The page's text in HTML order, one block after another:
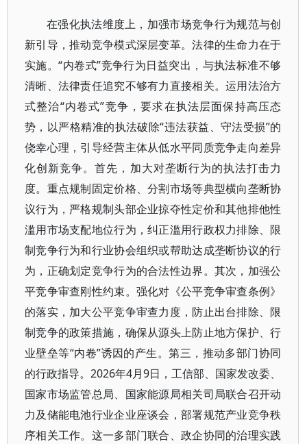
在强化执法维度上，加强市场竞争行为规范与创
新引导，推动竞争模式深层变革。法律的生命力在于
实施。“内卷式”竞争行为日益突出，与执法标准不够
清晰、法律责任追究不够有力直接相关。运用法治方
式整治“内卷式”竞争，要求在执法层面保持高压态
势，以严格精准的执法破除“违法获益、守法受损”的
侥幸心理，引导经营主体从低水平同质竞争走向差异
化创新竞争。首先，加大对垄断行为的执法打击力
度。重点规制固定价格、分割市场等典型横向垄断协
议行为，严格规制头部企业掠夺性定价和其他排他性
滥用市场支配地位行为，纠正滥用行政权力排除、限
制竞争行为和行业协会组织或帮助达成垄断协议的行
为，正确划定竞争行为的合法性边界。其次，加强公
平竞争审查刚性约束。强化对《公平竞争审查条例》
的落实，加大公平竞争审查力度，防止出台排除、限
制竞争的政策措施，确保从源头上防止地方保护、行
业壁垒等“内卷”诱因的产生。第三，推动多部门协同
的行政指导。2026年4月9日，工信部、国家发改委、
国家市场监管总局、国家能源局相关司局联合召开动
力及储能电池行业企业座谈会，部署规范产业竞争秩
序相关工作。这一多部门联合、政企协同的治理实践